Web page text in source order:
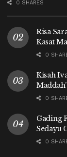
0 SHARES
Risa
Kasat
0
Kisah
Maddah’
0
Gading
Sedayu
0